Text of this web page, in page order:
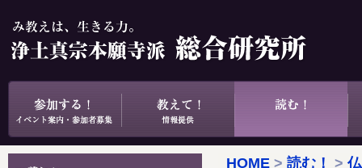
HOME > 読む！ >